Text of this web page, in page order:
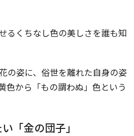
るくちなし色の美しさを誰も知
の姿に、俗世を離れた自身の姿
色から「もの謂わぬ」色という
「金の団子」